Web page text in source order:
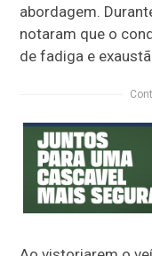
abordagem.
notaram que o
de fadiga e